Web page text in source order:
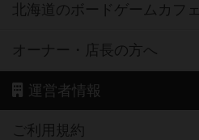
北海道のボードゲームカフェ
オーナー・店長の方へ
運営者情報
ご利用規約